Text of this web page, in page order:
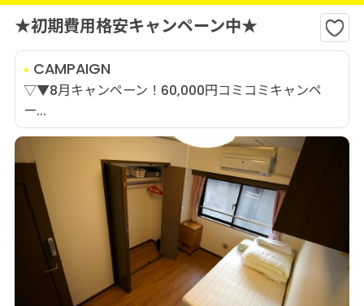
★初期費用格安キャンペーン中★
CAMPAIGN
▽▼8月キャンペーン！60,000円コミコミキャンペ
ー...